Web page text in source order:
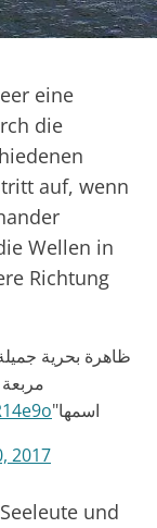
eine
die
auf, wenn
Wellen in
Richtung
ظاهرة بحرية
اسمها"cross sea"
2017
und